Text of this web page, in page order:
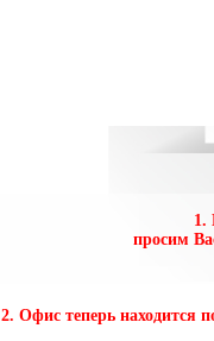
1.
просим
2. Офис теперь находится